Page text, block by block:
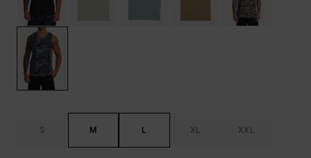
S M L XL XXL